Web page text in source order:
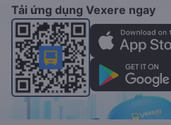
Tải ứng dụng Vexere ngay